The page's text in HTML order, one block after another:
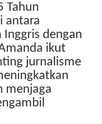
Tahun
antara
Inggris dengan
ikut
jurnalisme
menjaga